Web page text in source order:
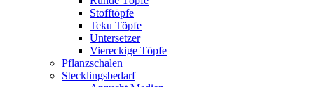
Stofftöpfe
Teku Töpfe
Untersetzer
Viereckige Töpfe
Pflanzschalen
Stecklingsbedarf